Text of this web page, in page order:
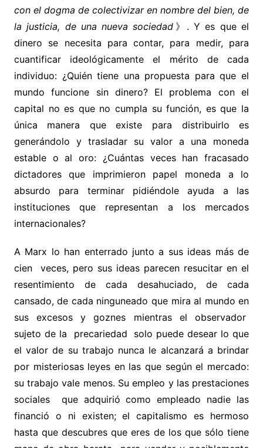
con el dogma de colectivizar en nombre del bien, de
la justicia, de una nueva sociedad 》. Y es que el
dinero se necesita para contar, para medir, para
cuantificar ideológicamente el mérito de cada
individuo: ¿Quién tiene una propuesta para que el
mundo funcione sin dinero? El problema con el
capital no es que no cumpla su función, es que la
única manera que existe para distribuirlo es
generándolo y trasladar su valor a una moneda
estable o al oro: ¿Cuántas veces han fracasado
dictadores que imprimieron papel moneda a lo
absurdo para terminar pidiéndole ayuda a las
instituciones que representan a los mercados
internacionales?
A Marx lo han enterrado junto a sus ideas más de
cien veces, pero sus ideas parecen resucitar en el
resentimiento de cada desahuciado, de cada
cansado, de cada ninguneado que mira al mundo en
sus excesos y goznes mientras el observador
sujeto de la precariedad solo puede desear lo que
el valor de su trabajo nunca le alcanzará a brindar
por misteriosas leyes en las que según el mercado:
su trabajo vale menos. Su empleo y las prestaciones
sociales que adquirió como empleado nadie las
financió o ni existen; el capitalismo es hermoso
hasta que descubres que eres de los que sólo tiene